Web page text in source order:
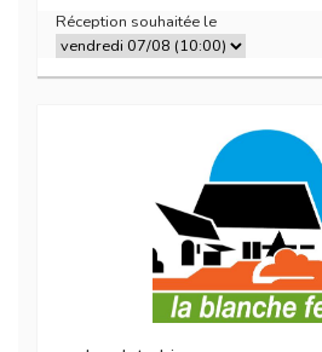
Réception souhaitée le